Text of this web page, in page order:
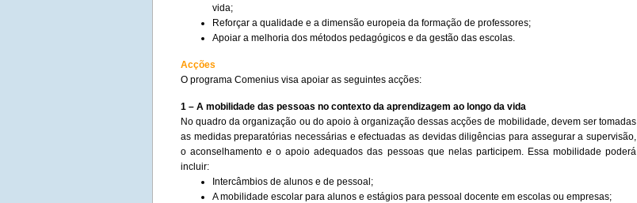
vida;
Reforçar a qualidade e a dimensão europeia da formação de professores;
Apoiar a melhoria dos métodos pedagógicos e da gestão das escolas.
Acções
O programa Comenius visa apoiar as seguintes acções:
1 – A mobilidade das pessoas no contexto da aprendizagem ao longo da vida
No quadro da organização ou do apoio à organização dessas acções de mobilidade, devem ser tomadas
as medidas preparatórias necessárias e efectuadas as devidas diligências para assegurar a supervisão,
o aconselhamento e o apoio adequados das pessoas que nelas participem. Essa mobilidade poderá
incluir:
Intercâmbios de alunos e de pessoal;
A mobilidade escolar para alunos e estágios para pessoal docente em escolas ou empresas;